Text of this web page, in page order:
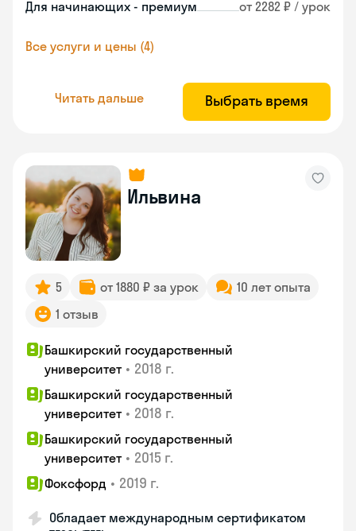
Для начинающих - премиум от 2282 ₽ / урок
Все услуги и цены (4)
Читать дальше Выбрать время
Ильвина
5 от 1880 ₽ за урок
10 лет опыта
1 отзыв
Башкирский государственный
университет • 2018 г.
Башкирский государственный
университет • 2018 г.
Башкирский государственный
университет • 2015 г.
Фоксфорд • 2019 г.
Обладает международным сертификатом